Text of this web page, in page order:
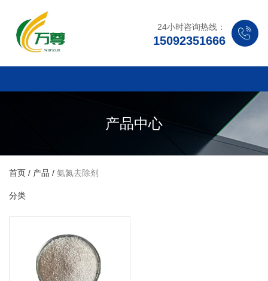
24小时咨询热线：
15092351666
产品中心
首页 / 产品 / 氨氮去除剂
分类